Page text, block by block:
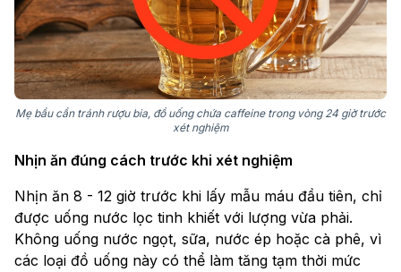
Mẹ bầu cần tránh rượu bia, đồ uống chứa caffeine trong vòng 24 giờ trước
xét nghiệm
Nhịn ăn đúng cách trước khi xét nghiệm
Nhịn ăn 8 - 12 giờ trước khi lấy mẫu máu đầu tiên, chỉ
được uống nước lọc tinh khiết với lượng vừa phải.
Không uống nước ngọt, sữa, nước ép hoặc cà phê, vì
các loại đồ uống này có thể làm tăng tạm thời mức